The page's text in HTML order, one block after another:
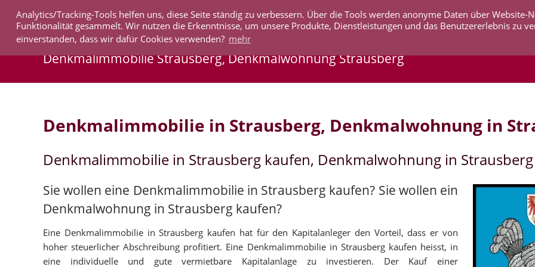
Analytics/Tracking-Tools helfen uns, diese Seite ständig zu verbessern. Über die Tools werden anonyme Daten über Website-
Funktionalität gesammelt. Wir nutzen die Erkenntnisse, um unsere Produkte, Dienstleistungen und das Benutzererlebnis zu
einverstanden, dass wir dafür Cookies verwenden? mehr
IMMOBILIEN AKTUELLES UNTERNEHMEN SERVICE
Denkmalimmobilie Strausberg, Denkmalwohnung Strausberg
Denkmalimmobilie in Strausberg, Denkmalwohnung in
Denkmalimmobilie in Strausberg kaufen, Denkmalwohnung in
Sie wollen eine Denkmalimmobilie in Strausberg kaufen? Sie wollen ein
Denkmalwohnung in Strausberg kaufen?
Eine Denkmalimmobilie in Strausberg kaufen hat für den Kapitalanleger den Vorteil, dass er von
hoher steuerlicher Abschreibung profitiert. Eine Denkmalimmobilie in Strausberg kaufen heisst, in
eine individuelle und gute vermietbare Kapitalanlage zu investieren. Der Kauf einer